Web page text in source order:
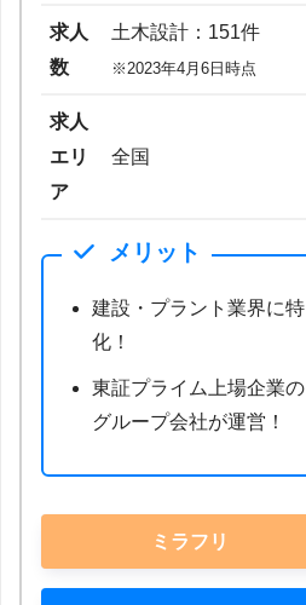
求人
数
土木設計：151件
※2023年4月6日時点
求人
エリ
ア
全国
メリット
建設・プラント業界に特
化！
東証プライム上場企業の
グループ会社が運営！
ミラフリ